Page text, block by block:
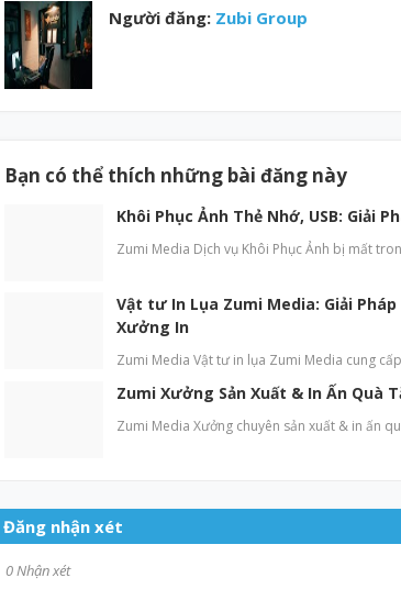
Người đăng: Zubi Group
Bạn có thể thích những bài đăng này
Khôi Phục Ảnh Thẻ Nhớ, USB: Giải
Zumi Media Dịch vụ Khôi Phục Ảnh bị mất
Vật tư In Lụa Zumi Media: Giải
Xưởng In
Zumi Media Vật tư in lụa Zumi Media cung
Zumi Xưởng Sản Xuất & In Ấn Quà
Zumi Media Xưởng chuyên sản xuất & in ấn
Đăng nhận xét
0 Nhận xét